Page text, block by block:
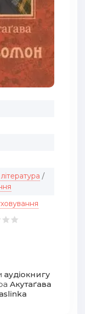
/
аудіокнигу
Акутаґава